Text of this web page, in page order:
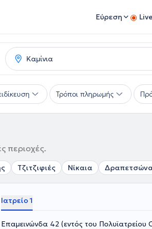
Εύρεση
Τρόποι πληρωμής
περιοχές.
Τζιτζιφιές Νίκαια
Ιατρείο 1
Επαμεινώνδα 42 (εντός του Πολυϊατρείου